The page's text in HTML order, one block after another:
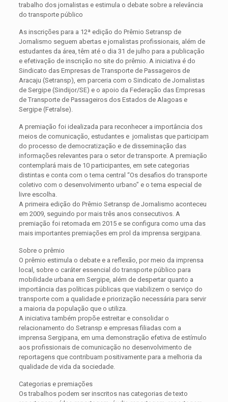
trabalho dos jornalistas e estimula o debate sobre a relevância
do transporte público
As inscrições para a 12ª edição do Prêmio Setransp de
Jornalismo seguem abertas e jornalistas profissionais, além de
estudantes da área, têm até o dia 31 de julho para a publicação
e efetivação de inscrição no site do prêmio. A iniciativa é do
Sindicato das Empresas de Transporte de Passageiros de
Aracaju (Setransp), em parceria com o Sindicato de Jornalistas
de Sergipe (Sindijor/SE) e o apoio da Federação das Empresas
de Transporte de Passageiros dos Estados de Alagoas e
Sergipe (Fetralse).
A premiação foi idealizada para reconhecer a importância dos
meios de comunicação, estudantes e jornalistas que participam
do processo de democratização e de disseminação das
informações relevantes para o setor de transporte. A premiação
contemplará mais de 10 participantes, em sete categorias
distintas e conta com o tema central “Os desafios do transporte
coletivo com o desenvolvimento urbano” e o tema especial de
livre escolha.
A primeira edição do Prêmio Setransp de Jornalismo aconteceu
em 2009, seguindo por mais três anos consecutivos. A
premiação foi retomada em 2015 e se configura como uma das
mais importantes premiações em prol da imprensa sergipana.
Sobre o prêmio
O prêmio estimula o debate e a reflexão, por meio da imprensa
local, sobre o caráter essencial do transporte público para
mobilidade urbana em Sergipe, além de despertar quanto a
importância das políticas públicas que viabilizem o serviço do
transporte com a qualidade e priorização necessária para servir
a maioria da população que o utiliza.
A iniciativa também propõe estreitar e consolidar o
relacionamento do Setransp e empresas filiadas com a
imprensa Sergipana, em uma demonstração efetiva de estímulo
aos profissionais de comunicação no desenvolvimento de
reportagens que contribuam positivamente para a melhoria da
qualidade de vida da sociedade.
Categorias e premiações
Os trabalhos podem ser inscritos nas categorias de texto